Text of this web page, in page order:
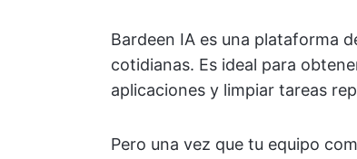
Bardeen IA es una plataforma
cotidianas. Es ideal para
aplicaciones y limpiar tareas
Pero una vez que tu equipo